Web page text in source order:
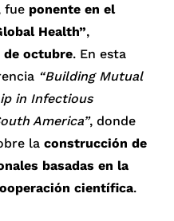
fue ponente en el
Health”,
de octubre. En esta
“Building Mutual
in Infectious
America”, donde
laconstrucción de
basadas en la
científica.